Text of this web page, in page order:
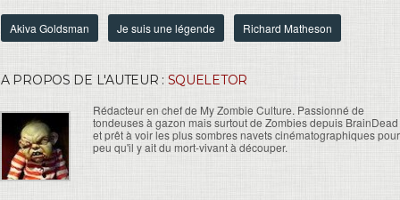
Akiva Goldsman Je suis une légende Richard Matheson
A PROPOS DE L'AUTEUR : SQUELETOR
Rédacteur en chef de My Zombie Culture. Passionné de
tondeuses à gazon mais surtout de Zombies depuis BrainDead
et prêt à voir les plus sombres navets cinématographiques pour
peu qu'il y ait du mort-vivant à découper.